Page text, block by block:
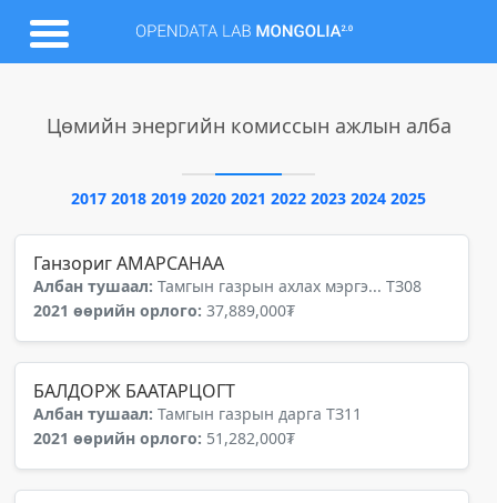
Цөмийн энергийн комиссын ажлын алба
2017 2018 2019 2020 2021 2022 2023 2024 2025
Ганзориг АМАРСАНАА
Албан тушаал: Тамгын газрын ахлах мэргэ... ТЗ08
2021 өөрийн орлого: 37,889,000₮
БАЛДОРЖ БААТАРЦОГТ
Албан тушаал: Тамгын газрын дарга ТЗ11
2021 өөрийн орлого: 51,282,000₮